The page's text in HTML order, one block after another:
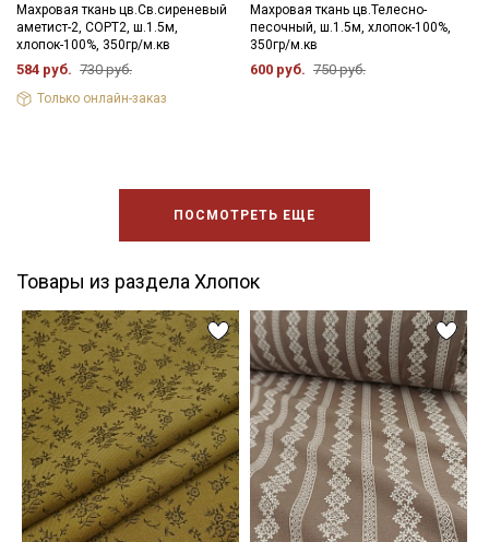
Махровая ткань цв.Св.сиреневый
аметист-2, СОРТ2, ш.1.5м,
хлопок-100%, 350гр/м.кв
584 руб. 730 руб.
Только онлайн-заказ
Махровая ткань цв.Телесно-
песочный, ш.1.5м, хлопок-100%,
350гр/м.кв
600 руб. 750 руб.
ПОСМОТРЕТЬ ЕЩЕ
Товары из раздела Хлопок